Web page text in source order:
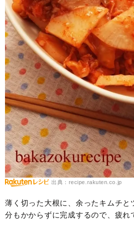
出典：recipe.rakuten.co.jp
薄く切った大根に、余ったキムチと
分もかからずに完成するので、疲れ